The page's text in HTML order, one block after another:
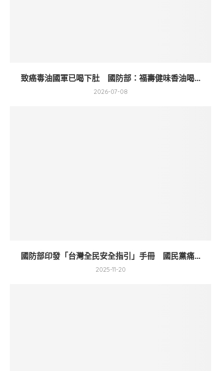
致癌毒油國軍已喝下肚 國防部：福壽健味香油喝...
2026-07-08
國防部印發「台灣全民安全指引」手冊 國民黨痛...
2025-11-20